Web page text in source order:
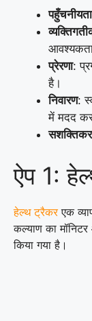
पहुँचनीयता
प्रेरणा:
है।
निवारण:
में मदद
ऐप 1:
हेल्थ ट्रैकरएक
कल्याण का
किया गया है।